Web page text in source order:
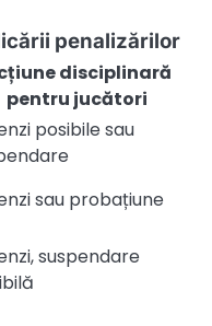
penalizărilor
disciplinară
pentru jucători
posibile sau
sau probațiune
suspendare